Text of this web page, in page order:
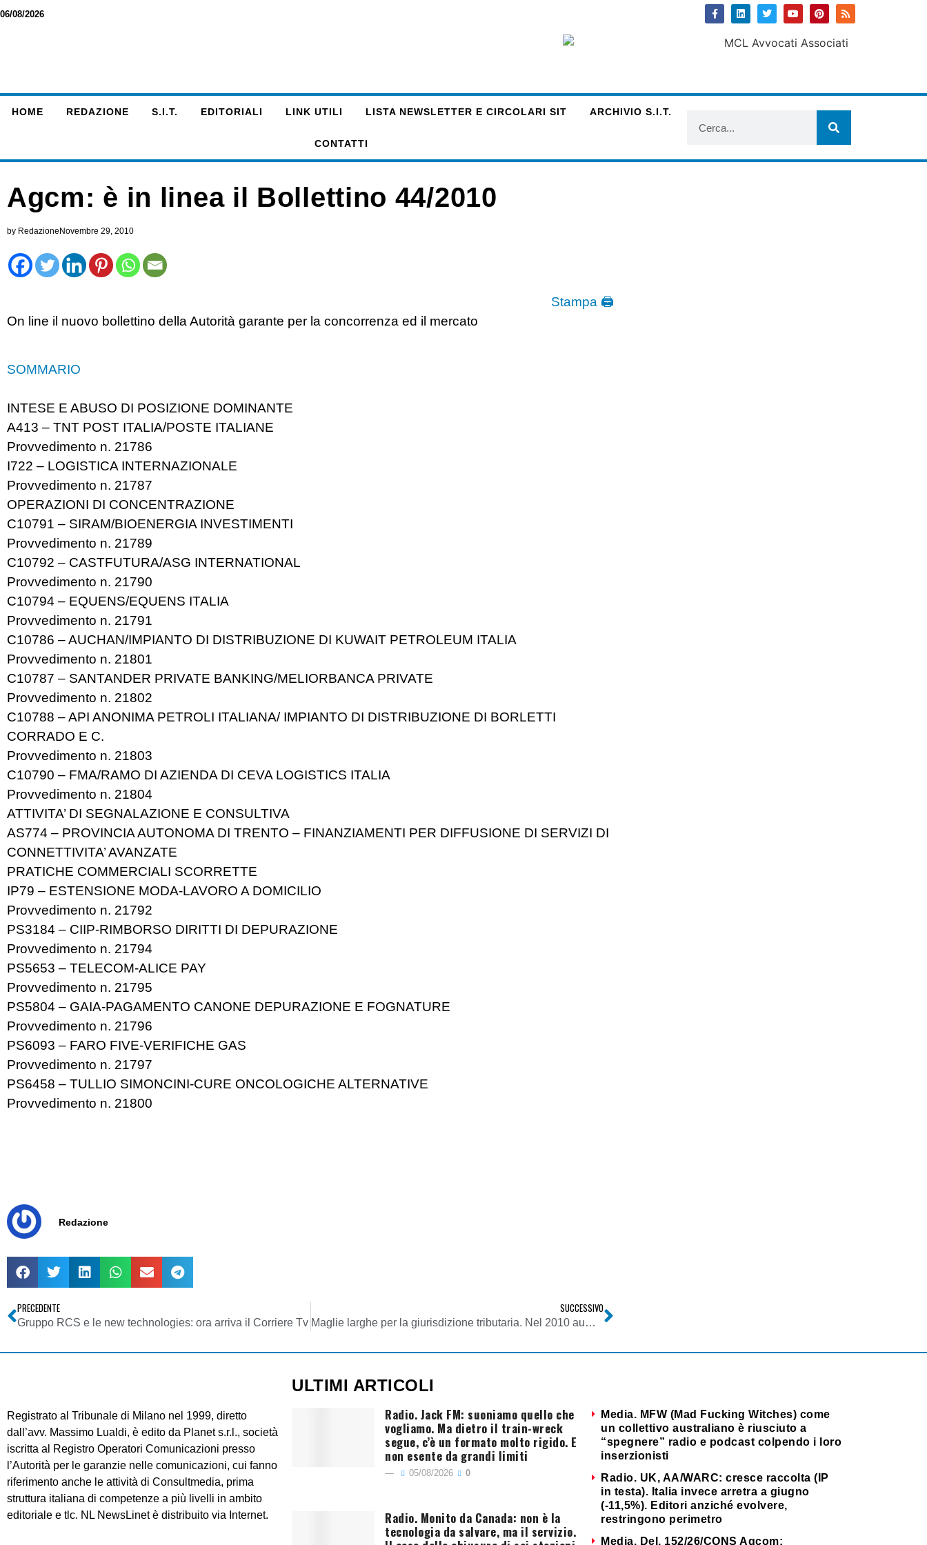
06/08/2026
HOME REDAZIONE S.I.T. EDITORIALI LINK UTILI LISTA NEWSLETTER E CIRCOLARI SIT ARCHIVIO S.I.T.
CONTATTI
Agcm: è in linea il Bollettino 44/2010
by Redazione Novembre 29, 2010
Stampa 🖨
On line il nuovo bollettino della Autorità garante per la concorrenza ed il mercato
SOMMARIO
INTESE E ABUSO DI POSIZIONE DOMINANTE
A413 – TNT POST ITALIA/POSTE ITALIANE
Provvedimento n. 21786
I722 – LOGISTICA INTERNAZIONALE
Provvedimento n. 21787
OPERAZIONI DI CONCENTRAZIONE
C10791 – SIRAM/BIOENERGIA INVESTIMENTI
Provvedimento n. 21789
C10792 – CASTFUTURA/ASG INTERNATIONAL
Provvedimento n. 21790
C10794 – EQUENS/EQUENS ITALIA
Provvedimento n. 21791
C10786 – AUCHAN/IMPIANTO DI DISTRIBUZIONE DI KUWAIT PETROLEUM ITALIA
Provvedimento n. 21801
C10787 – SANTANDER PRIVATE BANKING/MELIORBANCA PRIVATE
Provvedimento n. 21802
C10788 – API ANONIMA PETROLI ITALIANA/ IMPIANTO DI DISTRIBUZIONE DI BORLETTI
CORRADO E C.
Provvedimento n. 21803
C10790 – FMA/RAMO DI AZIENDA DI CEVA LOGISTICS ITALIA
Provvedimento n. 21804
ATTIVITA’ DI SEGNALAZIONE E CONSULTIVA
AS774 – PROVINCIA AUTONOMA DI TRENTO – FINANZIAMENTI PER DIFFUSIONE DI SERVIZI DI
CONNETTIVITA’ AVANZATE
PRATICHE COMMERCIALI SCORRETTE
IP79 – ESTENSIONE MODA-LAVORO A DOMICILIO
Provvedimento n. 21792
PS3184 – CIIP-RIMBORSO DIRITTI DI DEPURAZIONE
Provvedimento n. 21794
PS5653 – TELECOM-ALICE PAY
Provvedimento n. 21795
PS5804 – GAIA-PAGAMENTO CANONE DEPURAZIONE E FOGNATURE
Provvedimento n. 21796
PS6093 – FARO FIVE-VERIFICHE GAS
Provvedimento n. 21797
PS6458 – TULLIO SIMONCINI-CURE ONCOLOGICHE ALTERNATIVE
Provvedimento n. 21800
Redazione
PRECEDENTE
Gruppo RCS e le new technologies: ora arriva il Corriere Tv
SUCCESSIVO
Maglie larghe per la giurisdizione tributaria. Nel 2010 aumentate le competenze delle Commissioni Tributarie
Registrato al Tribunale di Milano nel 1999, diretto
dall’avv. Massimo Lualdi, è edito da Planet s.r.l., società
iscritta al Registro Operatori Comunicazioni presso
l’Autorità per le garanzie nelle comunicazioni, cui fanno
riferimento anche le attività di Consultmedia, prima
struttura italiana di competenze a più livelli in ambito
editoriale e tlc. NL NewsLinet è distribuito via Internet.
ULTIMI ARTICOLI
Radio. Jack FM: suoniamo quello che
vogliamo. Ma dietro il train-wreck
segue, c’è un formato molto rigido. E
non esente da grandi limiti
05/08/2026 0
Radio. Monito da Canada: non è la
tecnologia da salvare, ma il servizio.
Media. MFW (Mad Fucking Witches) come
un collettivo australiano è riusciuto a
“spegnere” radio e podcast colpendo i loro
inserzionisti
Radio. UK, AA/WARC: cresce raccolta (IP
in testa). Italia invece arretra a giugno
(-11,5%). Editori anziché evolvere,
restringono perimetro
Media. Del. 152/26/CONS Agcom: